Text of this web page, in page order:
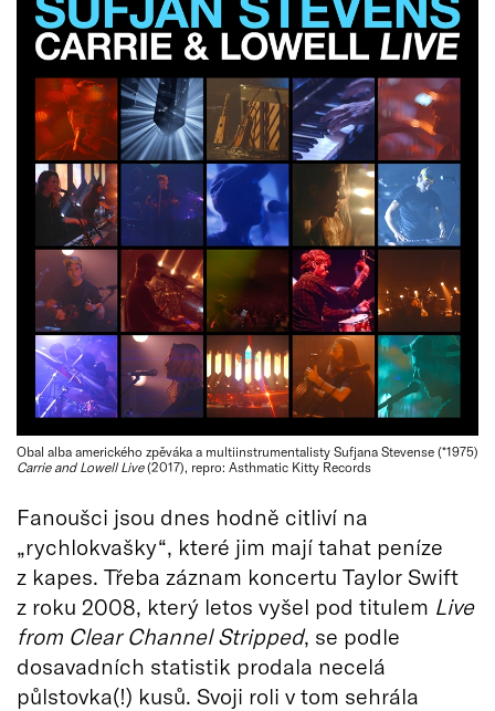
Obal alba amerického zpěváka a multiinstrumentalisty Sufjana Stevense (*1975)
Carrie and Lowell Live(2017), repro: Asthmatic Kitty Records
Fanoušci jsou dnes hodně citliví na
„rychlokvašky“, které jim mají tahat peníze
z kapes. Třeba záznam koncertu Taylor Swift
z roku 2008, který letos vyšel pod titulem Live
from Clear Channel Stripped, se podle
dosavadních statistik prodala necelá
půlstovka(!) kusů. Svoji roli v tom sehrála